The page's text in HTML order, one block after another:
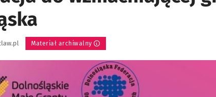
Materiał archiwalny